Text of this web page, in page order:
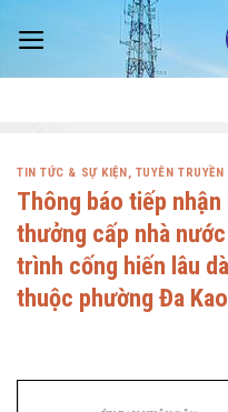
TIN TỨC & SỰ KIỆN, TUYÊN TRUYỀN
Thông báo tiếp
thưởng cấp nhà
trình cống hiến lâu
thuộc phường Đa Kao